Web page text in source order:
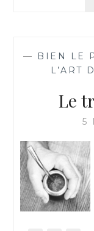
— BIEN LE
L’ART
Le
5